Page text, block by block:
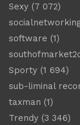
Sexy (7 072)
software (1)
Sporty (1 694)
sub-liminal
taxman (1)
Trendy (3 346)